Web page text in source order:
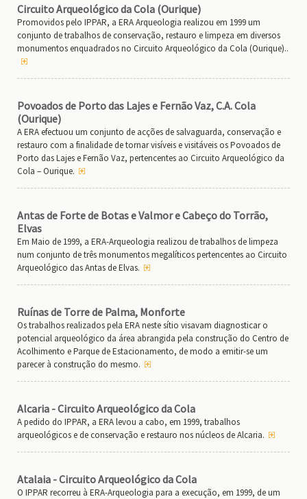
Circuito Arqueológico da Cola (Ourique)
Promovidos pelo IPPAR, a ERA Arqueologia realizou em 1999 um
conjunto de trabalhos de conservação, restauro e limpeza em diversos
monumentos enquadrados no Circuito Arqueológico da Cola (Ourique)..
Povoados de Porto das Lajes e Fernão Vaz, C.A. Cola
(Ourique)
A ERA efectuou um conjunto de acções de salvaguarda, conservação e
restauro com a finalidade de tornar visíveis e visitáveis os Povoados de
Porto das Lajes e Fernão Vaz, pertencentes ao Circuito Arqueológico da
Cola – Ourique.
Antas de Forte de Botas e Valmor e Cabeço do Torrão,
Elvas
Em Maio de 1999, a ERA-Arqueologia realizou de trabalhos de limpeza
num conjunto de três monumentos megalíticos pertencentes ao Circuito
Arqueológico das Antas de Elvas.
Ruínas de Torre de Palma, Monforte
Os trabalhos realizados pela ERA neste sítio visavam diagnosticar o
potencial arqueológico da área abrangida pela construção do Centro de
Acolhimento e Parque de Estacionamento, de modo a emitir-se um
parecer à construção do mesmo.
Alcaria - Circuito Arqueológico da Cola
A pedido do IPPAR, a ERA levou a cabo, em 1999, trabalhos
arqueológicos e de conservação e restauro nos núcleos de Alcaria.
Atalaia - Circuito Arqueológico da Cola
O IPPAR recorreu à ERA-Arqueologia para a execução, em 1999, de um